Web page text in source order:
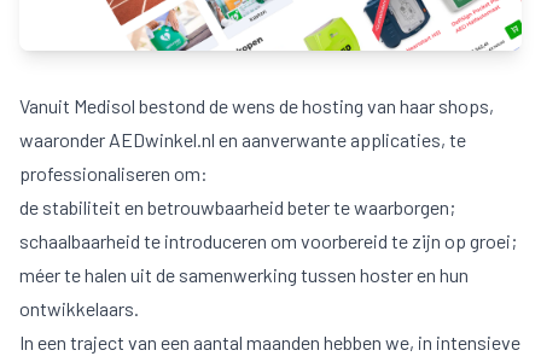
Vanuit Medisol bestond de wens de hosting van haar shops,
waaronder AEDwinkel.nl en aanverwante applicaties, te
professionaliseren om:
de stabiliteit en betrouwbaarheid beter te waarborgen;
schaalbaarheid te introduceren om voorbereid te zijn op groei;
méer te halen uit de samenwerking tussen hoster en hun
ontwikkelaars.
In een traject van een aantal maanden hebben we, in intensieve